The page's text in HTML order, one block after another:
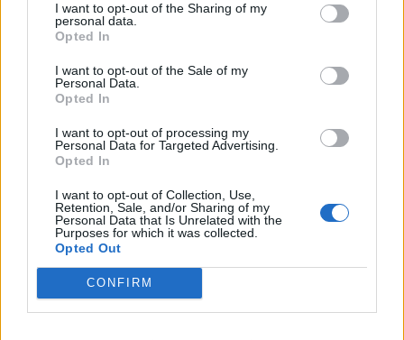
I want to opt-out of the Sharing of my
personal data.
Opted In
I want to opt-out of the Sale of my
Personal Data.
Opted In
I want to opt-out of processing my
Personal Data for Targeted Advertising.
Opted In
I want to opt-out of Collection, Use,
Retention, Sale, and/or Sharing of my
Personal Data that Is Unrelated with the
Purposes for which it was collected.
Opted Out
CONFIRM
Πρ. Περ/κής Ένωσης Δήμων
(υποδοχή)
Διευθύνων Σύμβουλος Πάρνων α.ε.
Μαρίνης Μπερέτσος (υποδοχή)
Επίτροπος Δράσης για το Κλίμα
Ευρωπαϊκής Ένωσης Βόπκε Χούκστρα
(video)
Επρόσωπος του Πρωθυπουργού Σάββας
Χιονίδης γ.γ. Αυτοδιοίκησης κι
Αποκέντρωσης